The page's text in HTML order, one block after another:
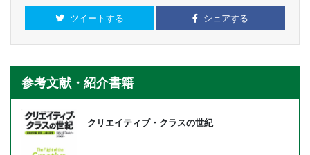
ツイートする シェアする
参考文献・紹介書籍
クリエイティブ・クラスの世紀